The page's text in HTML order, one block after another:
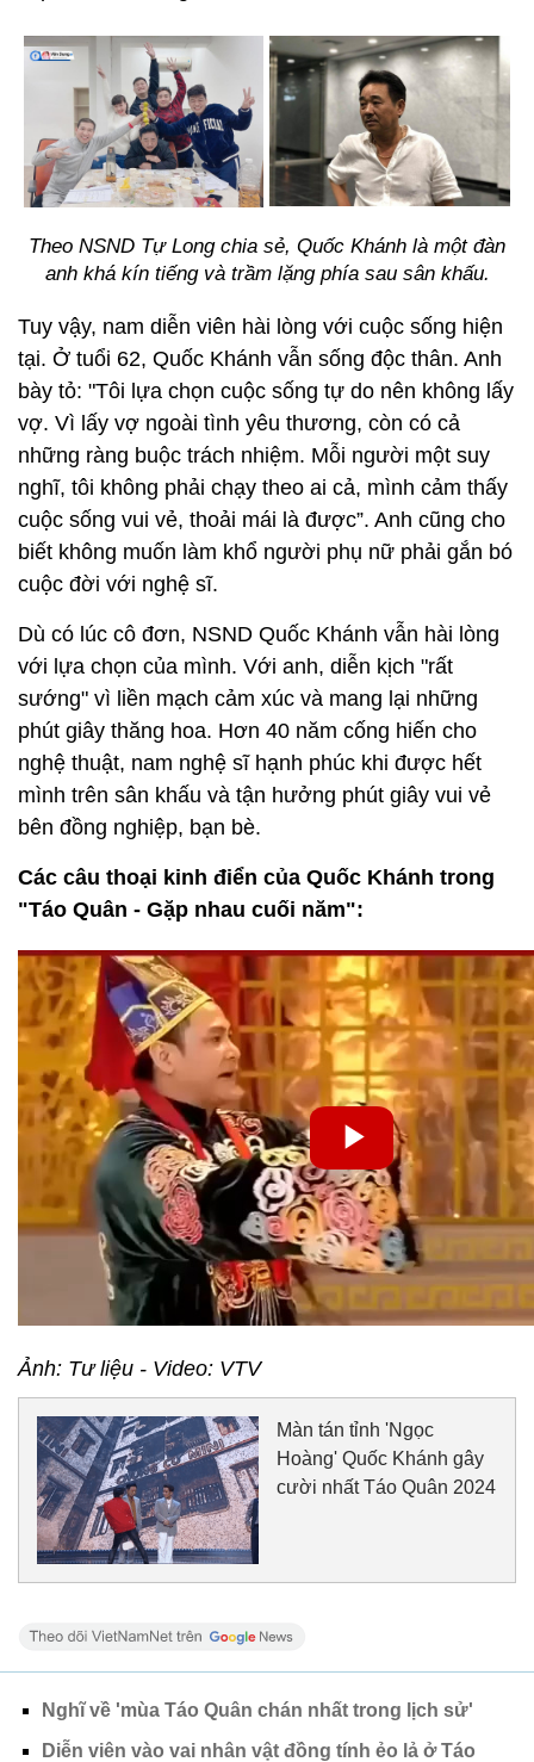
Theo NSND Tự Long chia sẻ, Quốc Khánh là một đàn
anh khá kín tiếng và trầm lặng phía sau sân khấu.
Tuy vậy, nam diễn viên hài lòng với cuộc sống hiện
tại. Ở tuổi 62, Quốc Khánh vẫn sống độc thân. Anh
bày tỏ: "Tôi lựa chọn cuộc sống tự do nên không lấy
vợ. Vì lấy vợ ngoài tình yêu thương, còn có cả
những ràng buộc trách nhiệm. Mỗi người một suy
nghĩ, tôi không phải chạy theo ai cả, mình cảm thấy
cuộc sống vui vẻ, thoải mái là được”. Anh cũng cho
biết không muốn làm khổ người phụ nữ phải gắn bó
cuộc đời với nghệ sĩ.
Dù có lúc cô đơn, NSND Quốc Khánh vẫn hài lòng
với lựa chọn của mình. Với anh, diễn kịch "rất
sướng" vì liền mạch cảm xúc và mang lại những
phút giây thăng hoa. Hơn 40 năm cống hiến cho
nghệ thuật, nam nghệ sĩ hạnh phúc khi được hết
mình trên sân khấu và tận hưởng phút giây vui vẻ
bên đồng nghiệp, bạn bè.
Các câu thoại kinh điển của Quốc Khánh trong
"Táo Quân - Gặp nhau cuối năm":
Ảnh: Tư liệu - Video: VTV
Màn tán tỉnh 'Ngọc
Hoàng' Quốc Khánh gây
cười nhất Táo Quân 2024
Nghĩ về 'mùa Táo Quân chán nhất trong lịch sử'
Diễn viên vào vai nhân vật đồng tính ẻo lả ở Táo